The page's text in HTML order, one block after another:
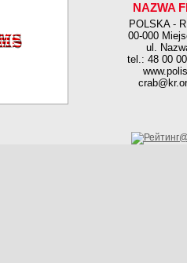
NAZWA
POLSKA -
00-000
ul.
tel.: 48 00